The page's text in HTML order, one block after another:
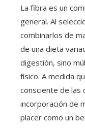
La fibra es un
general. Al
combinarlos de
de una dieta
digestión, sino
físico. A medida
consciente de las
incorporación de
placer como un